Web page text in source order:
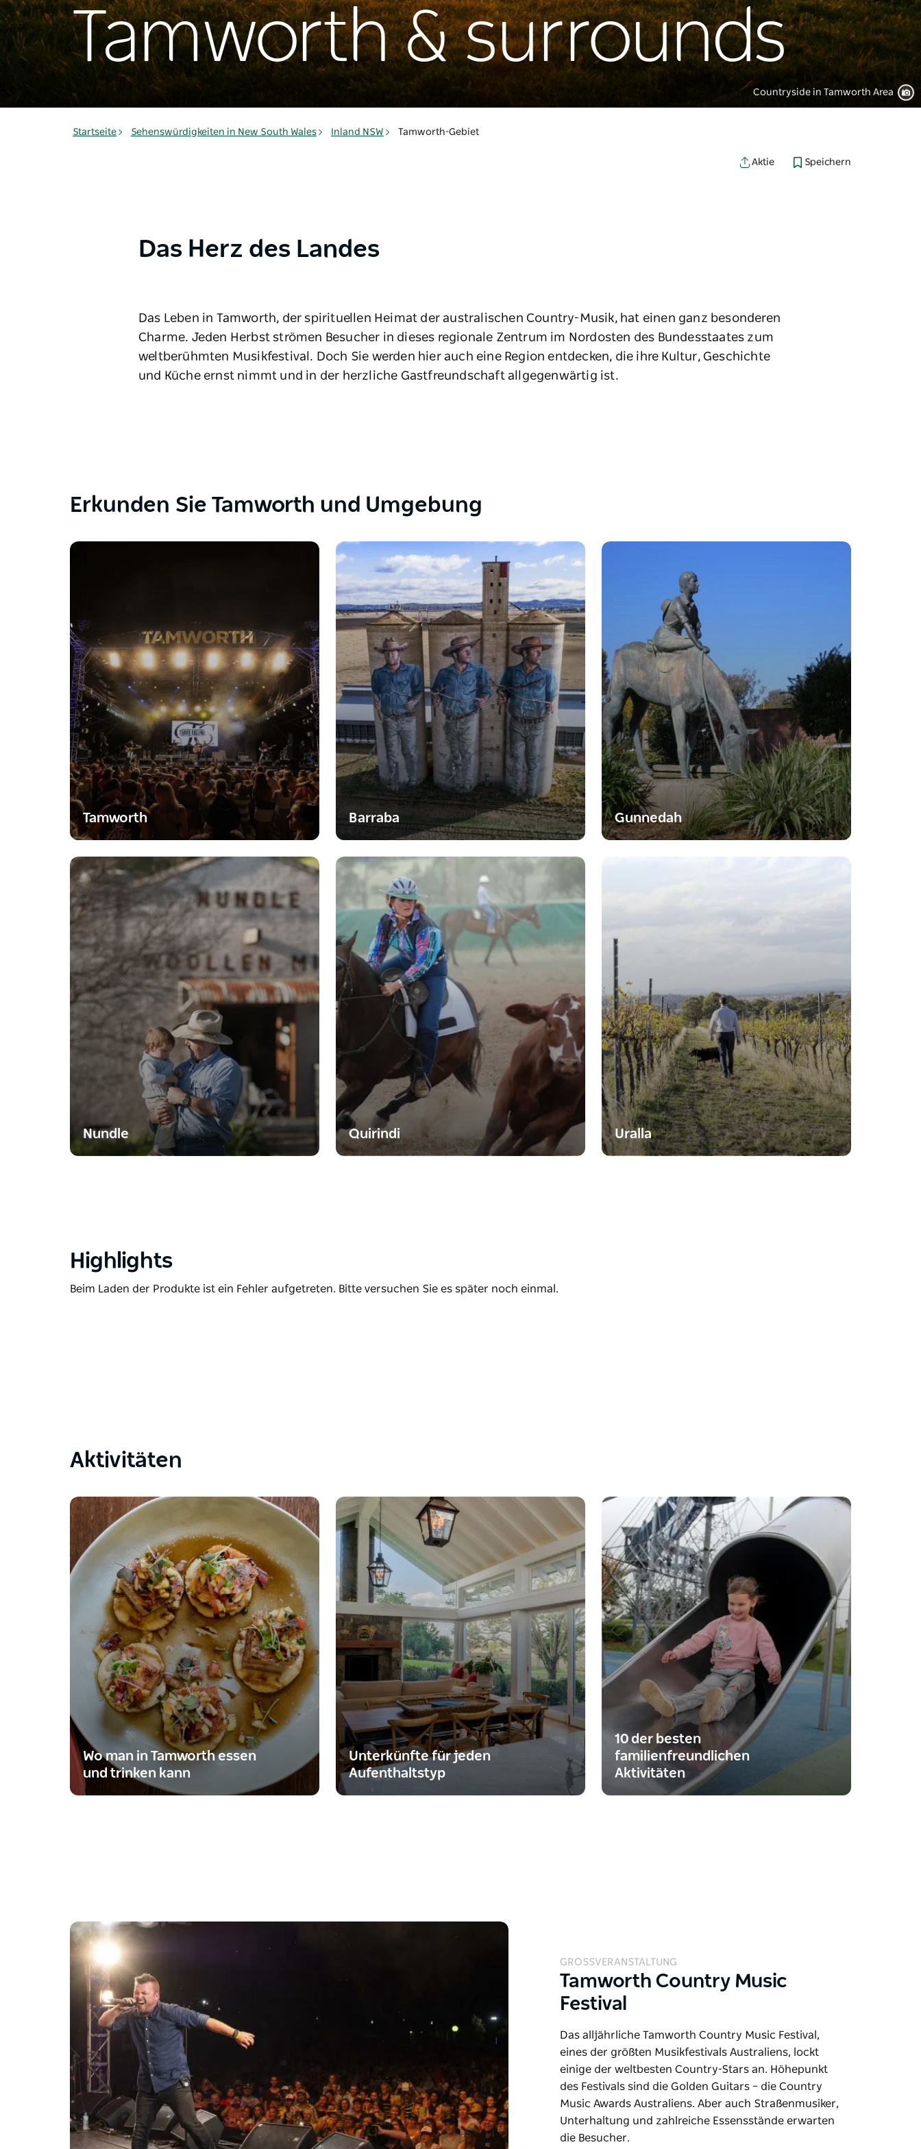
Tamworth & surrounds
Countryside in Tamworth Area
Startseite Sehenswürdigkeiten in New South Wales Inland NSW Tamworth-Gebiet
Aktie Speichern
Das Herz des Landes
Das Leben in Tamworth, der spirituellen Heimat der australischen Country-Musik, hat einen ganz besonderen
Charme. Jeden Herbst strömen Besucher in dieses regionale Zentrum im Nordosten des Bundesstaates zum
weltberühmten Musikfestival. Doch Sie werden hier auch eine Region entdecken, die ihre Kultur, Geschichte
und Küche ernst nimmt und in der herzliche Gastfreundschaft allgegenwärtig ist.
Erkunden Sie Tamworth und Umgebung
Tamworth Barraba Gunnedah
Nundle Quirindi Uralla
Highlights
Beim Laden der Produkte ist ein Fehler aufgetreten. Bitte versuchen Sie es später noch einmal.
Aktivitäten
Wo man in Tamworth essen
und trinken kann
Unterkünfte für jeden
Aufenthaltstyp
10 der besten
familienfreundlichen
Aktivitäten
GROSSVERANSTALTUNG
Tamworth Country Music
Festival
Das alljährliche Tamworth Country Music Festival,
eines der größten Musikfestivals Australiens, lockt
einige der weltbesten Country-Stars an. Höhepunkt
des Festivals sind die Golden Guitars – die Country
Music Awards Australiens. Aber auch Straßenmusiker,
Unterhaltung und zahlreiche Essensstände erwarten
die Besucher.